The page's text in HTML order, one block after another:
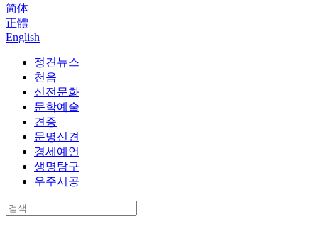
简体
正體
English
정견뉴스
천음
신전문화
문학예술
견증
문명신견
경세예언
생명탐구
우주시공
Search
for: